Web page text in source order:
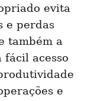
evita
e perdas
também a
fácil acesso
e